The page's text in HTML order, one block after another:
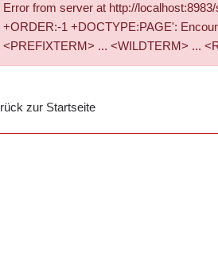
Error from server at http://
+ORDER:-1 +DOCTYPE:PAGE':
<PREFIXTERM> ... <WILDTERM> ...
zur Startseite